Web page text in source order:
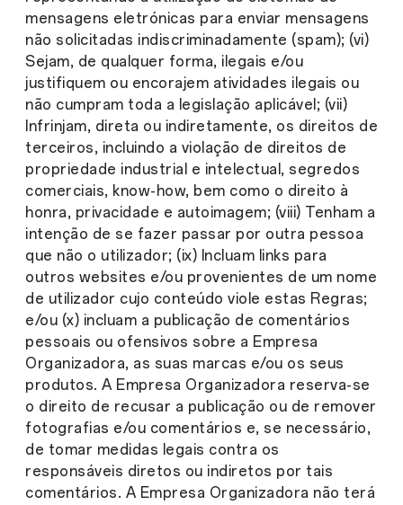
mensagens eletrónicas para enviar mensagens
não solicitadas indiscriminadamente (spam); (vi)
Sejam, de qualquer forma, ilegais e/ou
justifiquem ou encorajem atividades ilegais ou
não cumpram toda a legislação aplicável; (vii)
Infrinjam, direta ou indiretamente, os direitos de
terceiros, incluindo a violação de direitos de
propriedade industrial e intelectual, segredos
comerciais, know-how, bem como o direito à
honra, privacidade e autoimagem; (viii) Tenham a
intenção de se fazer passar por outra pessoa
que não o utilizador; (ix) Incluam links para
outros websites e/ou provenientes de um nome
de utilizador cujo conteúdo viole estas Regras;
e/ou (x) incluam a publicação de comentários
pessoais ou ofensivos sobre a Empresa
Organizadora, as suas marcas e/ou os seus
produtos. A Empresa Organizadora reserva-se
o direito de recusar a publicação ou de remover
fotografias e/ou comentários e, se necessário,
de tomar medidas legais contra os
responsáveis diretos ou indiretos por tais
comentários. A Empresa Organizadora não terá